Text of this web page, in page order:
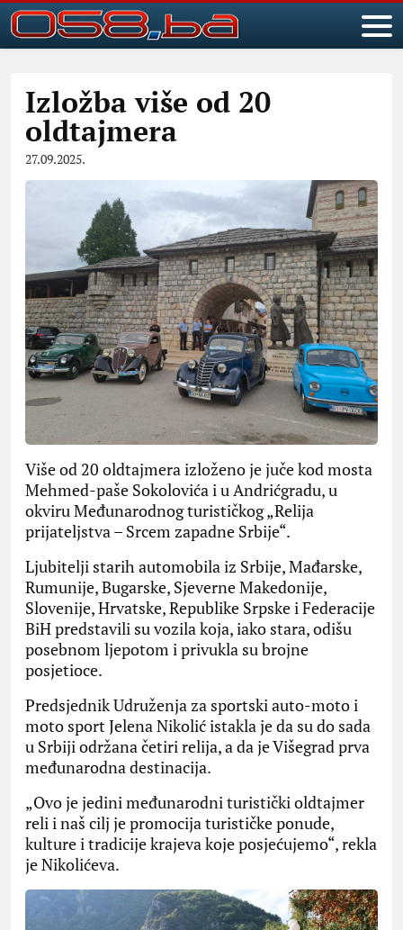
Izložba više od 20
oldtajmera
27.09.2025.
Više od 20 oldtajmera izloženo je juče kod mosta
Mehmed-paše Sokolovića i u Andrićgradu, u
okviru Međunarodnog turističkog „Relija
prijateljstva – Srcem zapadne Srbije“.
Ljubitelji starih automobila iz Srbije, Mađarske,
Rumunije, Bugarske, Sjeverne Makedonije,
Slovenije, Hrvatske, Republike Srpske i Federacije
BiH predstavili su vozila koja, iako stara, odišu
posebnom ljepotom i privukla su brojne
posjetioce.
Predsjednik Udruženja za sportski auto-moto i
moto sport Jelena Nikolić istakla je da su do sada
u Srbiji održana četiri relija, a da je Višegrad prva
međunarodna destinacija.
„Ovo je jedini međunarodni turistički oldtajmer
reli i naš cilj je promocija turističke ponude,
kulture i tradicije krajeva koje posjećujemo“, rekla
je Nikolićeva.